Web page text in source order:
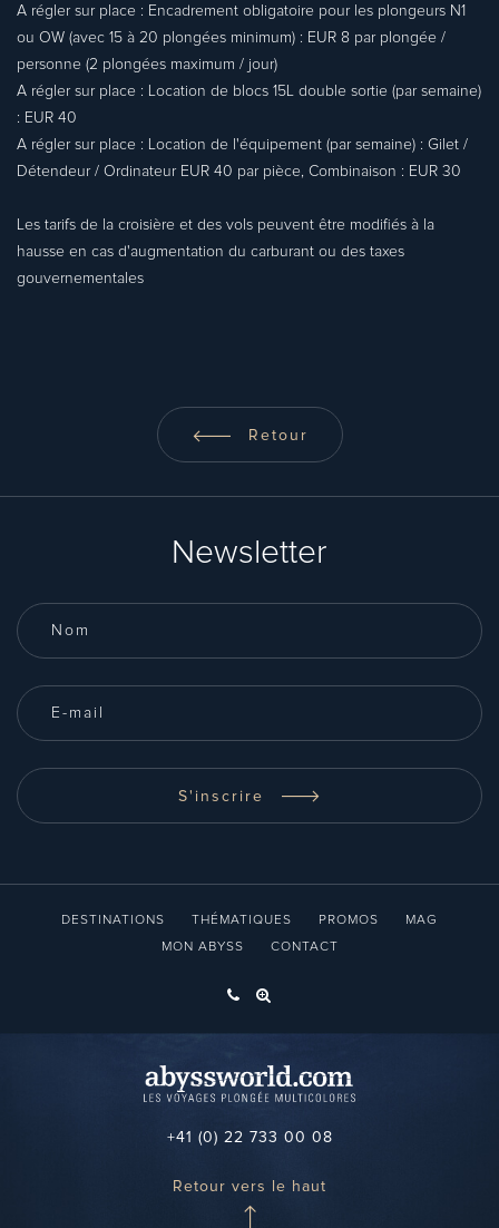
A régler sur place : Encadrement obligatoire pour les plongeurs N1
ou OW (avec 15 à 20 plongées minimum) : EUR 8 par plongée /
personne (2 plongées maximum / jour)
A régler sur place : Location de blocs 15L double sortie (par semaine)
: EUR 40
A régler sur place : Location de l'équipement (par semaine) : Gilet /
Détendeur / Ordinateur EUR 40 par pièce, Combinaison : EUR 30
Les tarifs de la croisière et des vols peuvent être modifiés à la
hausse en cas d'augmentation du carburant ou des taxes
gouvernementales
Retour
Newsletter
S'inscrire
DESTINATIONS THÉMATIQUES PROMOS
MAG
MON ABYSS
CONTACT
+41 (0) 22 733 00 08
Retour vers le haut